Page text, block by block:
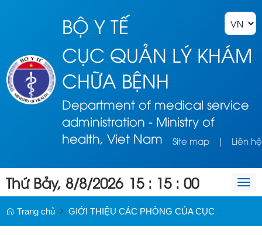
BỘ Y TẾ
CỤC QUẢN LÝ KHÁM
CHỮA BỆNH
Department of medical service
administration - Ministry of
health, Viet Nam
Site map | Liên hệ
Thứ Bảy, 8/8/2026 15 : 15 : 00
Trang chủ GIỚI THIỆU CÁC PHÒNG CỦA CỤC